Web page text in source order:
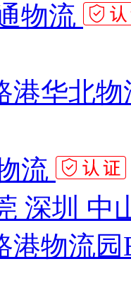
物流
港华北物
流
深圳 中
港物流园